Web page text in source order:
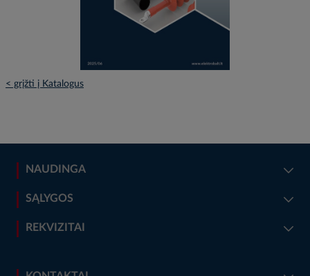
< grįžti į Katalogus
NAUDINGA
SĄLYGOS
REKVIZITAI